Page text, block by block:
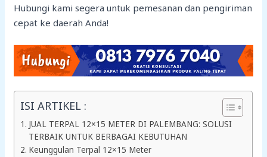
Hubungi kami segera untuk pemesanan dan pengiriman
cepat ke daerah Anda!
ISI ARTIKEL :
JUAL TERPAL 12×15 METER DI PALEMBANG: SOLUSI
TERBAIK UNTUK BERBAGAI KEBUTUHAN
Keunggulan Terpal 12×15 Meter